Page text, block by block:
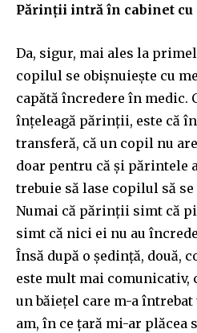
Părinții intră în cabinet cu
Da, sigur, mai ales la
copilul se obișnuiește cu
capătă încredere în medic.
înțeleagă părinții, este că
transferă, că un copil nu
doar pentru că și părintele
trebuie să lase copilul să
Numai că părinții simt că
simt că nici ei nu au
Însă după o ședință, două,
este mult mai comunicativ,
un băiețel care m-a întrebat
am, în ce țară mi-ar plăcea